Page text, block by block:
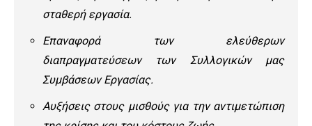
σταθερή εργασία.
Επαναφορά των ελεύθερων
διαπραγματεύσεων των Συλλογικών μας
Συμβάσεων Εργασίας.
Αυξήσεις στους μισθούς για την αντιμετώπιση